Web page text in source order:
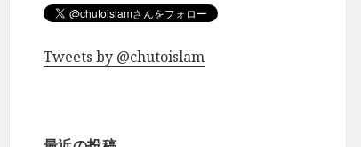
Tweets by @chutoislam